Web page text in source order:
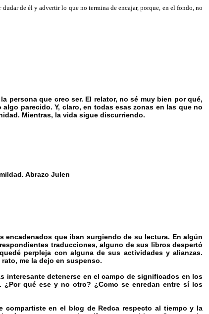
de él y advertir lo que no termina de encajar, porque, en el fondo, no
persona que creo ser. El relator, no sé muy bien por qué,
parecido. Y, claro, en todas esas zonas en las que no
Mientras, la vida sigue discurriendo.
Abrazo Julen
que iban surgiendo de su lectura. En algún
traducciones, alguno de sus libros despertó
perpleja con alguna de sus actividades y alianzas.
me la dejo en suspenso.
interesante detenerse en el campo de significados en los
qué ese y no otro? ¿Como se enredan entre sí los
en el blog de Redca respecto al tiempo y la